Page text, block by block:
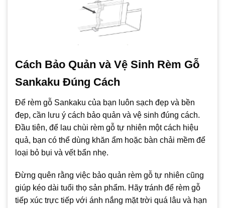
Cách Bảo Quản và Vệ Sinh Rèm Gỗ
Sankaku Đúng Cách
Để rèm gỗ Sankaku của bạn luôn sạch đẹp và bền
đẹp, cần lưu ý cách bảo quản và vệ sinh đúng cách.
Đầu tiên, để lau chùi rèm gỗ tự nhiên một cách hiệu
quả, bạn có thể dùng khăn ẩm hoặc bàn chải mềm để
loại bỏ bụi và vết bẩn nhẹ.
Đừng quên rằng việc bảo quản rèm gỗ tự nhiên cũng
giúp kéo dài tuổi thọ sản phẩm. Hãy tránh để rèm gỗ
tiếp xúc trực tiếp với ánh nắng mặt trời quá lâu và hạn